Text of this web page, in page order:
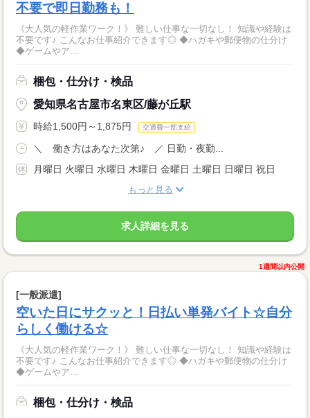
不要で即日勤務も！
《大人気の軽作業ワーク！》 難しい仕事な一切なし！ 知識や経験は
不要です♪ こんなお仕事紹介できます◎ ◆ハガキや郵便物の仕分け
◆ゲームやア...
梱包・仕分け・検品
愛知県名古屋市名東区/藤が丘駅
時給1,500円～1,875円 交通費一部支給
＼ 働き方はあなた次第♪ ／ 日勤・夜勤...
月曜日 火曜日 水曜日 木曜日 金曜日 土曜日 日曜日 祝日
もっと見る
求人詳細を見る
1週間以内公開
[一般派遣]
空いた日にサクッと！日払い単発バイト☆自分
らしく働ける☆
《大人気の軽作業ワーク！》 難しい仕事な一切なし！ 知識や経験は
不要です♪ こんなお仕事紹介できます◎ ◆ハガキや郵便物の仕分け
◆ゲームやア...
梱包・仕分け・検品